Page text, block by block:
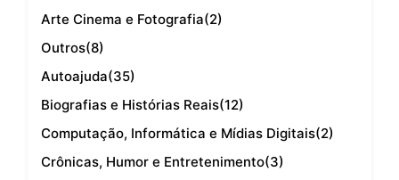
Arte Cinema e Fotografia(2)
Outros(8)
Autoajuda(35)
Biografias e Histórias Reais(12)
Computação, Informática e Mídias Digitais(2)
Crônicas, Humor e Entretenimento(3)